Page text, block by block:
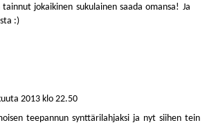
jokaikinen sukulainen saada omansa! Ja
:)
2013 klo 22.50
teepannun synttärilahjaksi ja nyt siihen tein